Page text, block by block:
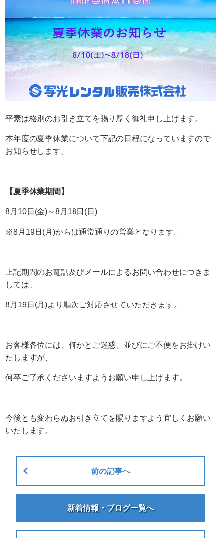
平素は格別のお引き立てを賜り厚く御礼申し上げます。
本年度の夏季休業について下記の日程になっていますので
お知らせします。
【夏季休業期間】
8月10日(金)～8月18日(日)
※8月19日(月)からは通常通りの営業となります。
上記期間のお電話及びメールによるお問い合わせにつきま
しては、
8月19日(月)より順次ご対応させていただきます。
お客様各位には、何かとご迷惑、並びにご不便をお掛けい
たしますが、
何卒ご了承くださいますようお願い申し上げます。
今後とも変わらぬお引き立てを賜りますよう宜しくお願い
いたします。
前の記事へ
新着情報・ブログ一覧へ